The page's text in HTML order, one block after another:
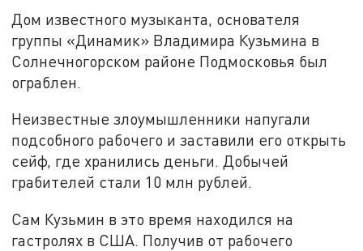
Дом известного музыканта, основателя
группы «Динамик» Владимира Кузьмина в
Солнечногорском районе Подмосковья был
ограблен.
Неизвестные злоумышленники напугали
подсобного рабочего и заставили его открыть
сейф, где хранились деньги. Добычей
грабителей стали 10 млн рублей.
Сам Кузьмин в это время находился на
гастролях в США. Получив от рабочего